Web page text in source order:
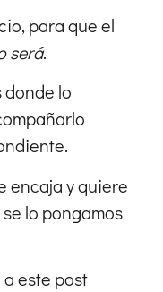
para que el
será.
donde lo
encaja y quiere
lo pongamos
este post